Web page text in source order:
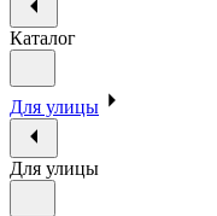
Каталог
Для улицы
Для улицы